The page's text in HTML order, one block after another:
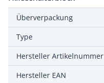
Überverpackung
Type
Hersteller Artikelnummer
Hersteller EAN